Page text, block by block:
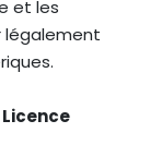
et les
légalement